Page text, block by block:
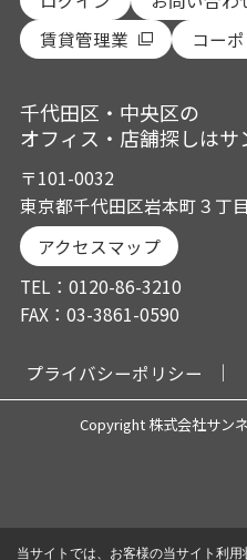
賃貸管理業
コー
千代田区・中央区の
オフィス・店舗探しは
〒101-0032
東京都千代田区岩本町３丁
アクセスマップ
TEL：0120-86-3210
FAX：03-3861-0590
プライバシーポリシー
Copyright 株式会社サン
当サイトでは、お客様の当サイト利